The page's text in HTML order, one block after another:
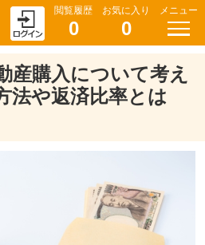
閲覧履歴
0
お気に入り
0
メニュー
産購入について考え
法や返済比率とは